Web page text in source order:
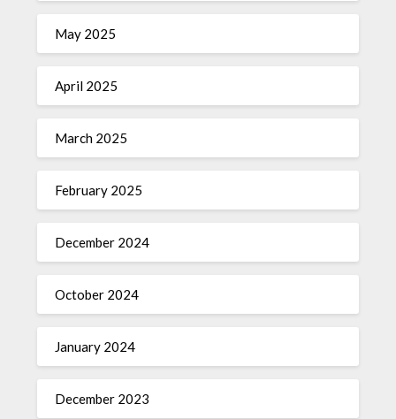
May 2025
April 2025
March 2025
February 2025
December 2024
October 2024
January 2024
December 2023